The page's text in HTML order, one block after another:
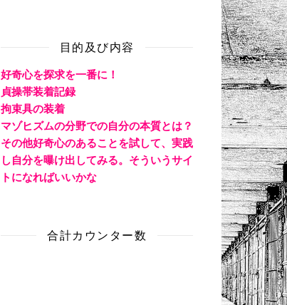
目的及び内容
好奇心を探求を一番に！
貞操帯装着記録
拘束具の装着
マゾヒズムの分野での自分の本質とは？
その他好奇心のあることを試して、実践
し自分を曝け出してみる。そういうサイ
トになればいいかな
合計カウンター数